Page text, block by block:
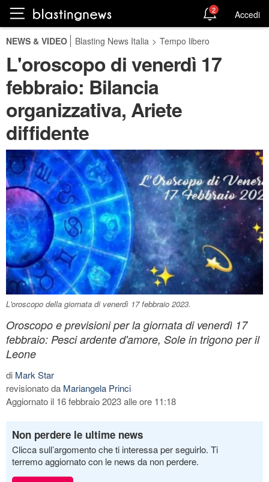
2 Accedi
NEWS & VIDEO Blasting News Italia > Tempo libero
L'oroscopo di venerdì 17
febbraio: Bilancia
organizzativa, Ariete
diffidente
L'oroscopo della giornata di venerdì 17 febbraio 2023.
Oroscopo e previsioni per la giornata di venerdì 17
febbraio: Pesci ardente d'amore, Sole in trigono per il
Leone
di Mark Star
revisionato da Mariangela Princi
Aggiornato il 16 febbraio 2023 alle ore 11:18
Non perdere le ultime news
Clicca sull’argomento che ti interessa per seguirlo. Ti
terremo aggiornato con le news da non perdere.